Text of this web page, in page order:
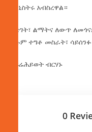
ሚኒስትሩ አብስረዋል።
እድገት፣ ልማትና ለውጥ
እሱም ተግቶ መስራት፣
በፍሬሕይወት ብርሃኑ
0